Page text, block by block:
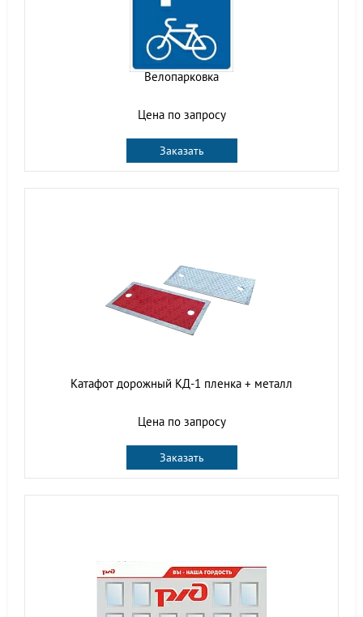
Велопарковка
Цена по запросу
Заказать
Катафот дорожный КД-1 пленка + металл
Цена по запросу
Заказать